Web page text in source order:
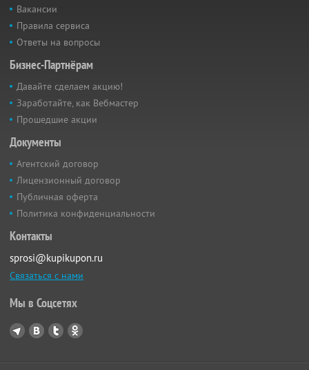
Вакансии
Правила сервиса
Ответы на вопросы
Бизнес-Партнёрам
Давайте сделаем акцию!
Заработайте, как Вебмастер
Прошедшие акции
Документы
Агентский договор
Лицензионный договор
Публичная оферта
Политика конфиденциальности
Контакты
sprosi@kupikupon.ru
Связаться с нами
Мы в Соцсетях